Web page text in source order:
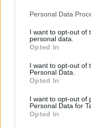
Personal Data
I want to opt-out of
personal data.
Opted In
I want to opt-out of
Personal Data.
Opted In
I want to opt-out of
Personal Data for
Opted In
Θιόπαυτο και
κολπίσκοι στην
03/08/2026 13:51